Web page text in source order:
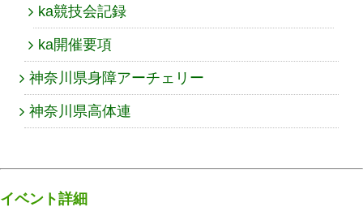
ka競技会記録
ka開催要項
神奈川県身障アーチェリー
神奈川県高体連
イベント詳細